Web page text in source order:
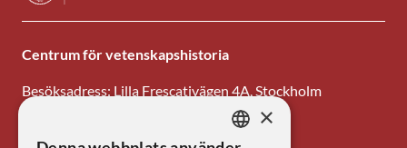
Centrum för vetenskapshistoria
Besöksadress: Lilla Frescativägen 4A, Stockholm
×